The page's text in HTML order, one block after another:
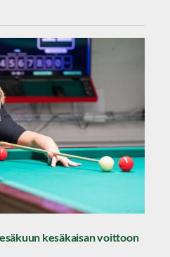
kesäkaisan voittoon